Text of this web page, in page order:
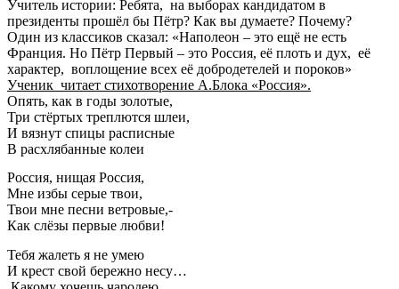
Учитель истории: Ребята, на выборах кандидатом в
президенты прошёл бы Пётр? Как вы думаете? Почему?
Один из классиков сказал: «Наполеон – это ещё не есть
Франция. Но Пётр Первый – это Россия, её плоть и дух, её
характер, воплощение всех её добродетелей и пороков»
Ученик читает стихотворение А.Блока «Россия».
Опять, как в годы золотые,
Три стёртых треплются шлеи,
И вязнут спицы расписные
В расхлябанные колеи
Россия, нищая Россия,
Мне избы серые твои,
Твои мне песни ветровые,-
Как слёзы первые любви!
Тебя жалеть я не умею
И крест свой бережно несу…